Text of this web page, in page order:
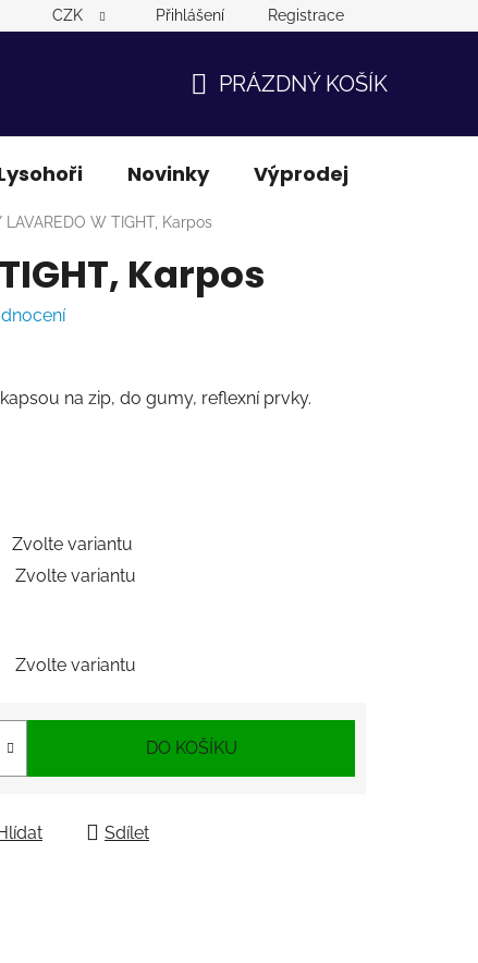
CZK Přihlášení Registrace
KOŠÍK
PRÁZDNÝ KOŠÍK
Novinky Výprodej
LAVAREDO W TIGHT, Karpos
Karpos
na zip, do gumy, reflexní prvky.
Zvolte variantu
Zvolte variantu
Zvolte variantu
DO KOŠÍKU
Sdílet